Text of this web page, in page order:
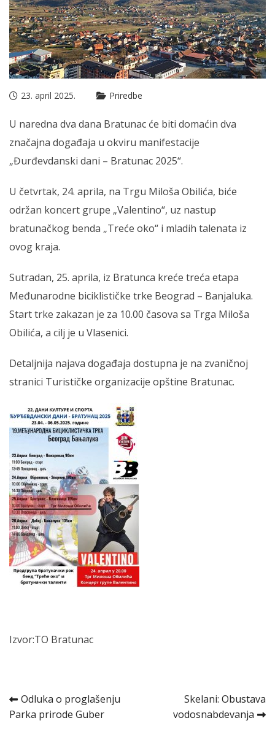
23. april 2025. Priredbe
U naredna dva dana Bratunac će biti domaćin dva
značajna događaja u okviru manifestacije
„Đurđevdanski dani – Bratunac 2025“.
U četvrtak, 24. aprila, na Trgu Miloša Obilića, biće
održan koncert grupe „Valentino“, uz nastup
bratunačkog benda „Treće oko“ i mladih talenata iz
ovog kraja.
Sutradan, 25. aprila, iz Bratunca kreće treća etapa
Međunarodne biciklističke trke Beograd – Banjaluka.
Start trke zakazan je za 10.00 časova sa Trga Miloša
Obilića, a cilj je u Vlasenici.
Detaljnija najava događaja dostupna je na zvaničnoj
stranici Turističke organizacije opštine Bratunac.
Izvor:TO Bratunac
Kretanje
članka
Odluka o proglašenju
Parka prirode Guber
Skelani: Obustava
vodosnabdevanja